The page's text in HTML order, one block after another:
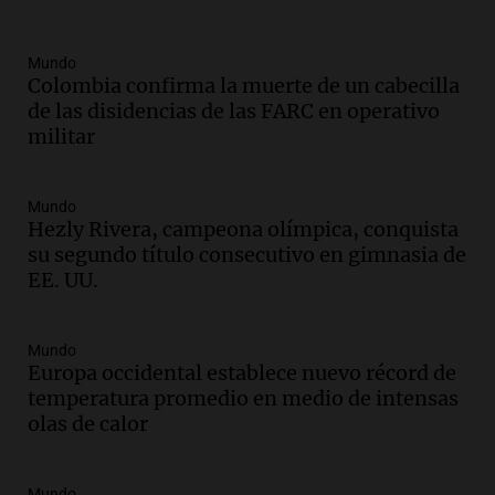
Episodios
Audio.Kicillof critica la desregulación
financiera y el aumento de la morosidad
Episodios
Audio.La UNT evalúa apelación ante la
Corte Suprema tras fallo que aparta a
Pagani como rector
Audio.El cardenal Ángel Rossi advirtió
que la justicia social viene siendo
“despreciada y burlada”
Mundo
Colombia confirma la muerte de un cabecilla
de las disidencias de las FARC en operativo
militar
Mundo
Hezly Rivera, campeona olímpica, conquista
su segundo título consecutivo en gimnasia de
EE. UU.
Mundo
Europa occidental establece nuevo récord de
temperatura promedio en medio de intensas
olas de calor